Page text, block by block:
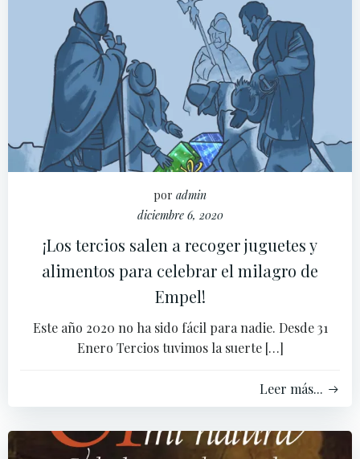
por admin
diciembre 6, 2020
¡Los tercios salen a recoger juguetes y
alimentos para celebrar el milagro de
Empel!
Este año 2020 no ha sido fácil para nadie. Desde 31
Enero Tercios tuvimos la suerte […]
Leer más...